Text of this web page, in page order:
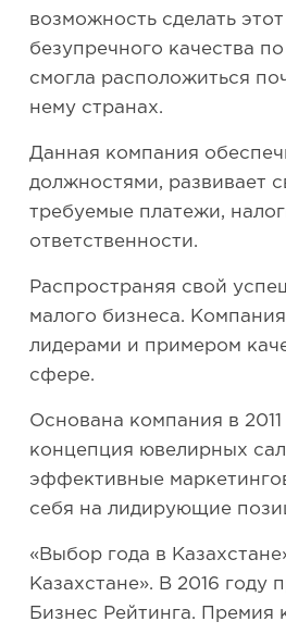
возможность сделать
безупречного качества
смогла расположиться
нему странах.
Данная компания
должностями, развивает
требуемые платежи,
ответственности.
Распространяя свой
малого бизнеса.
лидерами и примером
сфере.
Основана компания в
концепция ювелирных
эффективные
себя на лидирующие
«Выбор года в
Казахстане». В 2016 году
Бизнес Рейтинга. Премия